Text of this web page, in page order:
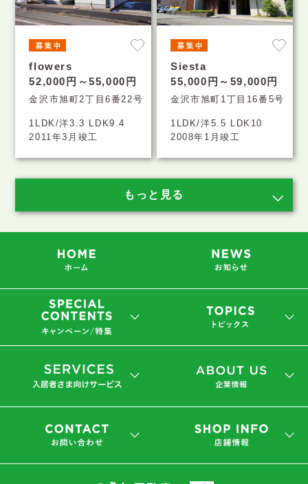
flowers
52,000円～55,000円
金沢市旭町2丁目6番22号
1LDK/洋3.3 LDK9.4
2011年3月竣工
Siesta
55,000円～59,000円
金沢市旭町1丁目16番5号
1LDK/洋5.5 LDK10
2008年1月竣工